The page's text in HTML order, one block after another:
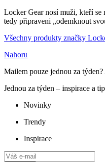
Locker Gear nosí muži, kteří
tedy připraveni „odemknout
Všechny produkty značky
Nahoru
Mailem pouze jednou za
Jednou za týden – inspirace a
Novinky
Trendy
Inspirace